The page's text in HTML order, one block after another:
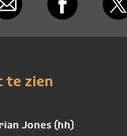
te zien
Jones (hh)